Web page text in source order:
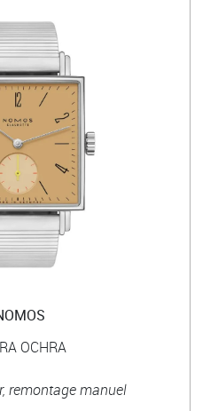
OCHRA
remontage manuel